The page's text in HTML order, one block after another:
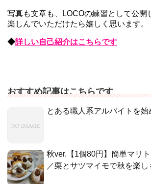
写真も文章も、LOCOの練習として公開
楽しんでいただけたら嬉しく思います。
◆詳しい自己紹介はこちらです
おすすめ記事はこちらです
とある職人系アルバイトを始
秋ver.【1個80円】簡単マリ
／栗とサツマイモで秋を楽し